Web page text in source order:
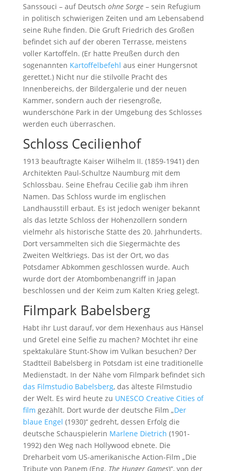
Sanssouci – auf Deutsch ohne Sorge– sein Refugium
in politisch schwierigen Zeiten und am Lebensabend
seine Ruhe finden. Die Gruft Friedrich des Großen
befindet sich auf der oberen Terrasse, meistens
voller Kartoffeln. (Er hatte Preußen durch den
sogenannten Kartoffelbefehl aus einer Hungersnot
gerettet.) Nicht nur die stilvolle Pracht des
Innenbereichs, der Bildergalerie und der neuen
Kammer, sondern auch der riesengroße,
wunderschöne Park in der Umgebung des Schlosses
werden euch überraschen.
Schloss Cecilienhof
1913 beauftragte Kaiser Wilhelm II. (1859-1941) den
Architekten Paul-Schultze Naumburg mit dem
Schlossbau. Seine Ehefrau Cecilie gab ihm ihren
Namen. Das Schloss wurde im englischen
Landhausstill erbaut. Es ist jedoch weniger bekannt
als das letzte Schloss der Hohenzollern sondern
vielmehr als historische Stätte des 20. Jahrhunderts.
Dort versammelten sich die Siegermächte des
Zweiten Weltkriegs. Das ist der Ort, wo das
Potsdamer Abkommen geschlossen wurde. Auch
wurde dort der Atombombenangriff in Japan
beschlossen und der Keim zum Kalten Krieg gelegt.
Filmpark Babelsberg
Habt ihr Lust darauf, vor dem Hexenhaus aus Hänsel
und Gretel eine Selfie zu machen? Möchtet ihr eine
spektakuläre Stunt-Show im Vulkan besuchen? Der
Stadtteil Babelsberg in Potsdam ist eine traditionelle
Medienstadt. In der Nähe vom Filmpark befindet sich
das Filmstudio Babelsberg, das älteste Filmstudio
der Welt. Es wird heute zu UNESCO Creative Cities of
film gezählt. Dort wurde der deutsche Film „Der
blaue Engel (1930)“ gedreht, dessen Erfolg die
deutsche Schauspielerin Marlene Dietrich (1901-
1992) den Weg nach Hollywood ebnete. Die
Dreharbeit vom US-amerikanische Action-Film „Die
Tribute von Panem (Eng. The Hunger Games)“, von der